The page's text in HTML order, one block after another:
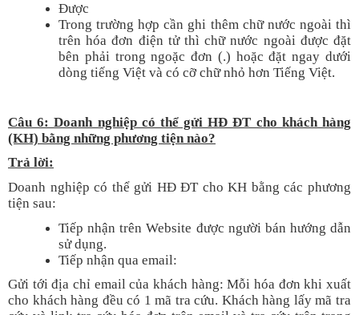
Được
Trong trường hợp cần ghi thêm chữ nước ngoài thì
trên hóa đơn điện tử thì chữ nước ngoài được đặt
bên phải trong ngoặc đơn (.) hoặc đặt ngay dưới
dòng tiếng Việt và có cỡ chữ nhỏ hơn Tiếng Việt.
Câu 6: Doanh nghiệp có thể gửi HĐ ĐT cho khách hàng
(KH) bằng những phương tiện nào?
Trả lời:
Doanh nghiệp có thể gửi HĐ ĐT cho KH bằng các phương
tiện sau:
Tiếp nhận trên Website được người bán hướng dẫn
sử dụng.
Tiếp nhận qua email:
Gửi tới địa chỉ email của khách hàng: Mỗi hóa đơn khi xuất
cho khách hàng đều có 1 mã tra cứu. Khách hàng lấy mã tra